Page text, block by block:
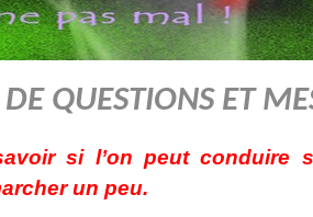
QUESTIONS ET
si l’on peut conduire
un peu.